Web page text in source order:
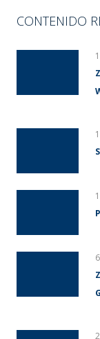
CONTENIDO
6
2